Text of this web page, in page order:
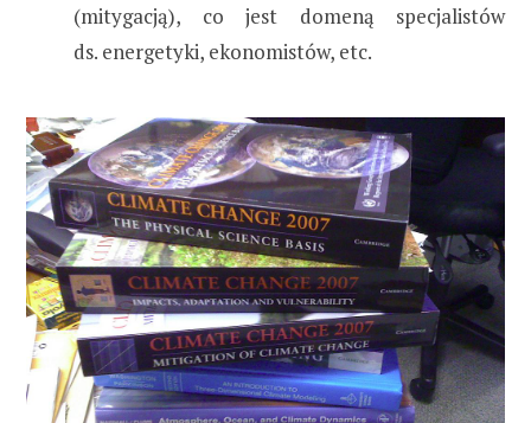
(mitygacją), co jest domeną specjalistów
ds. energetyki, ekonomistów, etc.